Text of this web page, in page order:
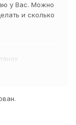
у Вас. Можно
и сколько